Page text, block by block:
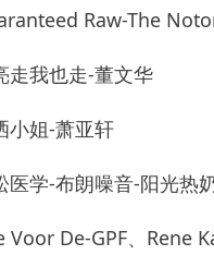
Raw-The
走我也走-董文华
小姐-萧亚轩
医学-布朗噪音-阳光热
Voor De-GPF、Rene